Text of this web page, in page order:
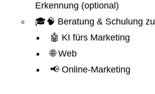
Erkennung (optional)
🎓🧠 Beratung & Schulung zu
🤖 KI fürs Marketing
🌐 Web
📢 Online-Marketing